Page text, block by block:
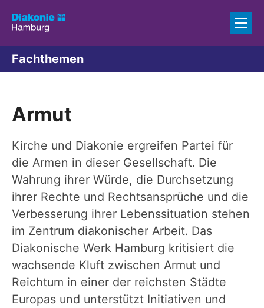
Fachthemen
Armut
Kirche und Diakonie ergreifen Partei für
die Armen in dieser Gesellschaft. Die
Wahrung ihrer Würde, die Durchsetzung
ihrer Rechte und Rechtsansprüche und die
Verbesserung ihrer Lebenssituation stehen
im Zentrum diakonischer Arbeit. Das
Diakonische Werk Hamburg kritisiert die
wachsende Kluft zwischen Armut und
Reichtum in einer der reichsten Städte
Europas und unterstützt Initiativen und